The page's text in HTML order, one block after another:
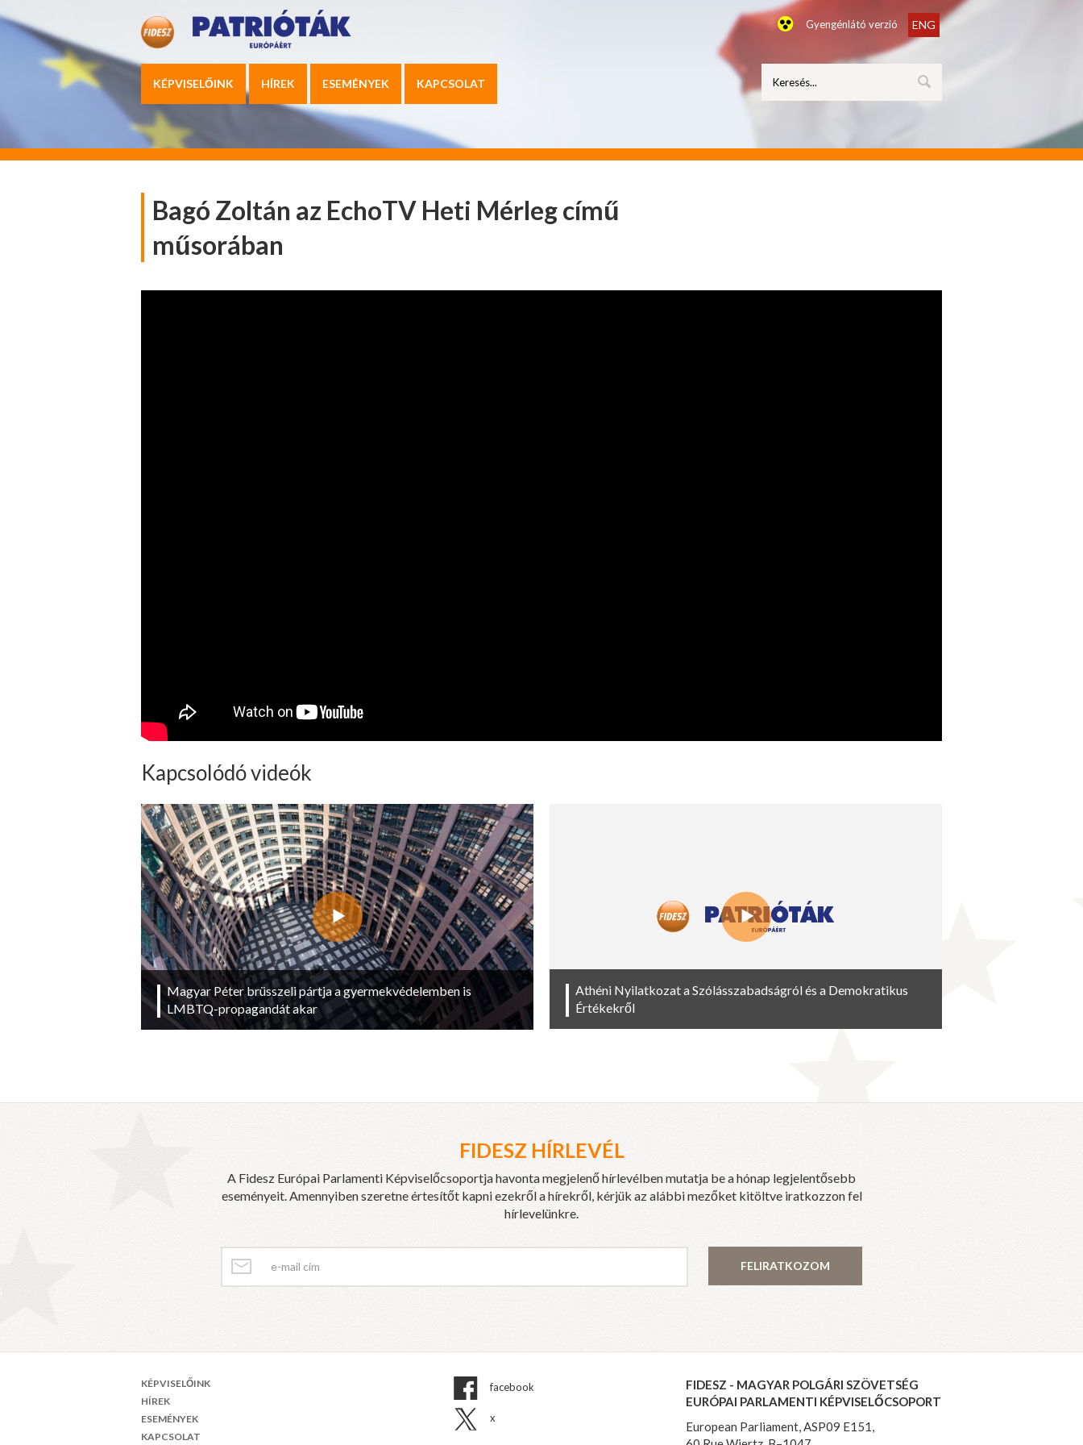
Gyengénlátó verzió ENG
KÉPVISELŐINK HÍREK ESEMÉNYEK KAPCSOLAT
Bagó Zoltán az EchoTV Heti Mérleg című
műsorában
Kapcsolódó videók
Magyar Péter brüsszeli pártja a gyermekvédelemben is
LMBTQ-propagandát akar
Athéni Nyilatkozat a Szólásszabadságról és a Demokratikus
Értékekről
FIDESZ HÍRLEVÉL
A Fidesz Európai Parlamenti Képviselőcsoportja havonta megjelenő hírlevélben mutatja be a hónap legjelentősebb
eseményeit. Amennyiben szeretne értesítőt kapni ezekről a hírekről, kérjük az alábbi mezőket kitöltve iratkozzon fel
hírlevelünkre.
FELIRATKOZOM
KÉPVISELŐINK
HÍREK
ESEMÉNYEK
KAPCSOLAT
facebook
x
FIDESZ - MAGYAR POLGÁRI SZÖVETSÉG
EURÓPAI PARLAMENTI KÉPVISELŐCSOPORT
European Parliament, ASP09 E151,